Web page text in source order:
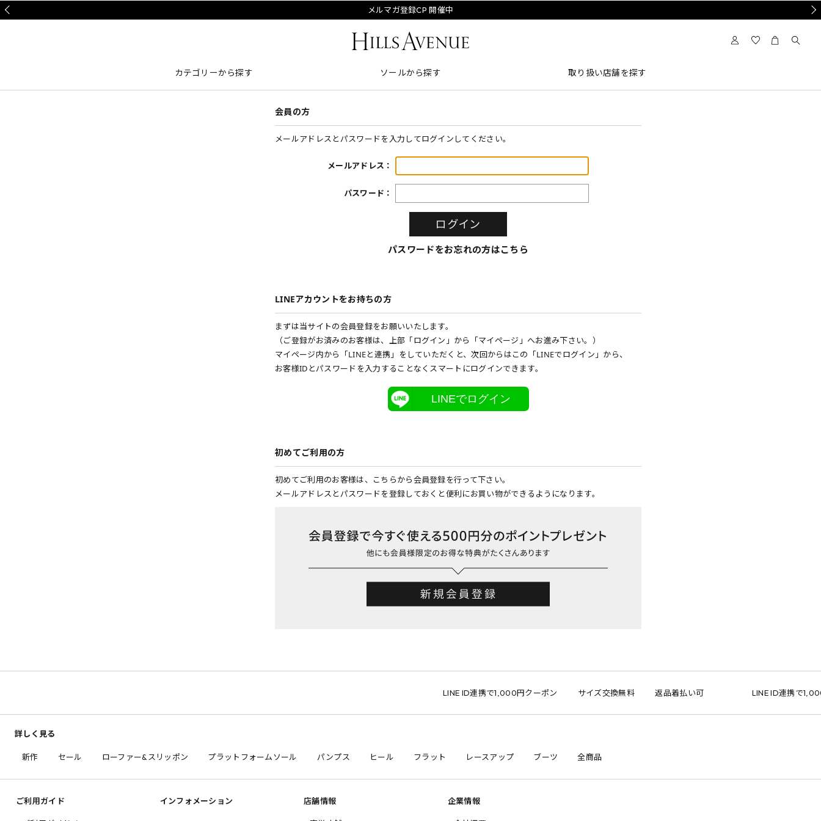
メルマガ登録CP 開催中
カテゴリーから探す ソールから探す 取り扱い店舗を探す
会員の方
メールアドレスとパスワードを入力してログインしてください。
メールアドレス：
パスワード：
パスワードをお忘れの方はこちら
LINEアカウントをお持ちの方
まずは当サイトの会員登録をお願いいたします。
（ご登録がお済みのお客様は、上部「ログイン」から「マイページ」へお進み下さい。）
マイページ内から「LINEと連携」をしていただくと、次回からはこの「LINEでログイン」から、
お客様IDとパスワードを入力することなくスマートにログインできます。
LINEでログイン
初めてご利用の方
初めてご利用のお客様は、こちらから会員登録を行って下さい。
メールアドレスとパスワードを登録しておくと便利にお買い物ができるようになります。
LINE ID連携で1,000円クーポン サイズ交換無料 返品着払い可 LINE ID連携で1,000円
詳しく見る
新作 セール ローファー&スリッポン プラットフォームソール パンプス ヒール フラット レースアップ ブーツ 全商品
ご利用ガイド インフォメーション 店舗情報 企業情報